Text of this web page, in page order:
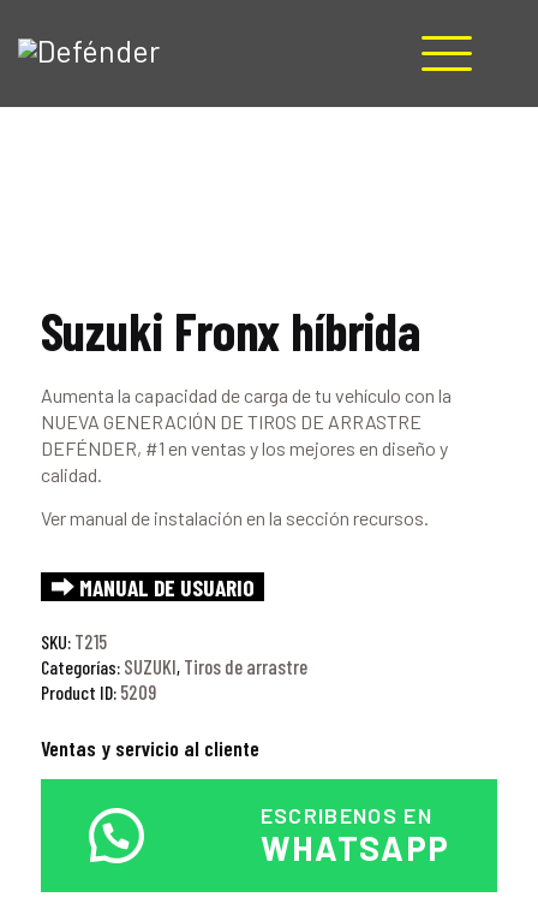
BLOG
CONTACTO
Suzuki Fronx híbrida
Aumenta la capacidad de carga de tu vehículo con la
NUEVA GENERACIÓN DE TIROS DE ARRASTRE
DEFÉNDER, #1 en ventas y los mejores en diseño y
calidad.
Ver manual de instalación en la sección recursos.
⮕ MANUAL DE USUARIO
SKU: T215
Categorías: SUZUKI, Tiros de arrastre
Product ID: 5209
Ventas y servicio al cliente
ESCRIBENOS EN
WHATSAPP